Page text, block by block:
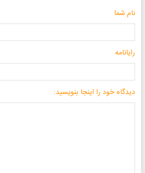
نام شما
رایانامه
دیدگاه خود را اینجا بنویسید: